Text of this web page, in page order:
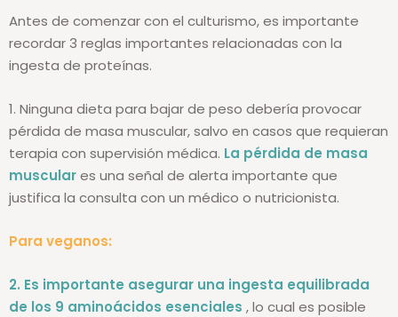
Antes de comenzar con el culturismo, es importante
recordar 3 reglas importantes relacionadas con la
ingesta de proteínas.
1. Ninguna dieta para bajar de peso debería provocar
pérdida de masa muscular, salvo en casos que requieran
terapia con supervisión médica. La pérdida de masa
musculares una señal de alerta importante que
justifica la consulta con un médico o nutricionista.
Para veganos:
2. Es importante asegurar una ingesta equilibrada
de los 9 aminoácidos esenciales , lo cual es posible